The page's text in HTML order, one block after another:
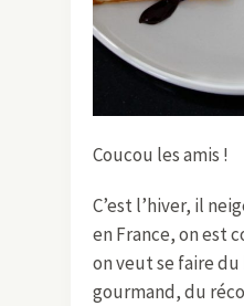
Coucou les amis !
C’est l’hiver, il
en France, on est
on veut se faire
gourmand, du